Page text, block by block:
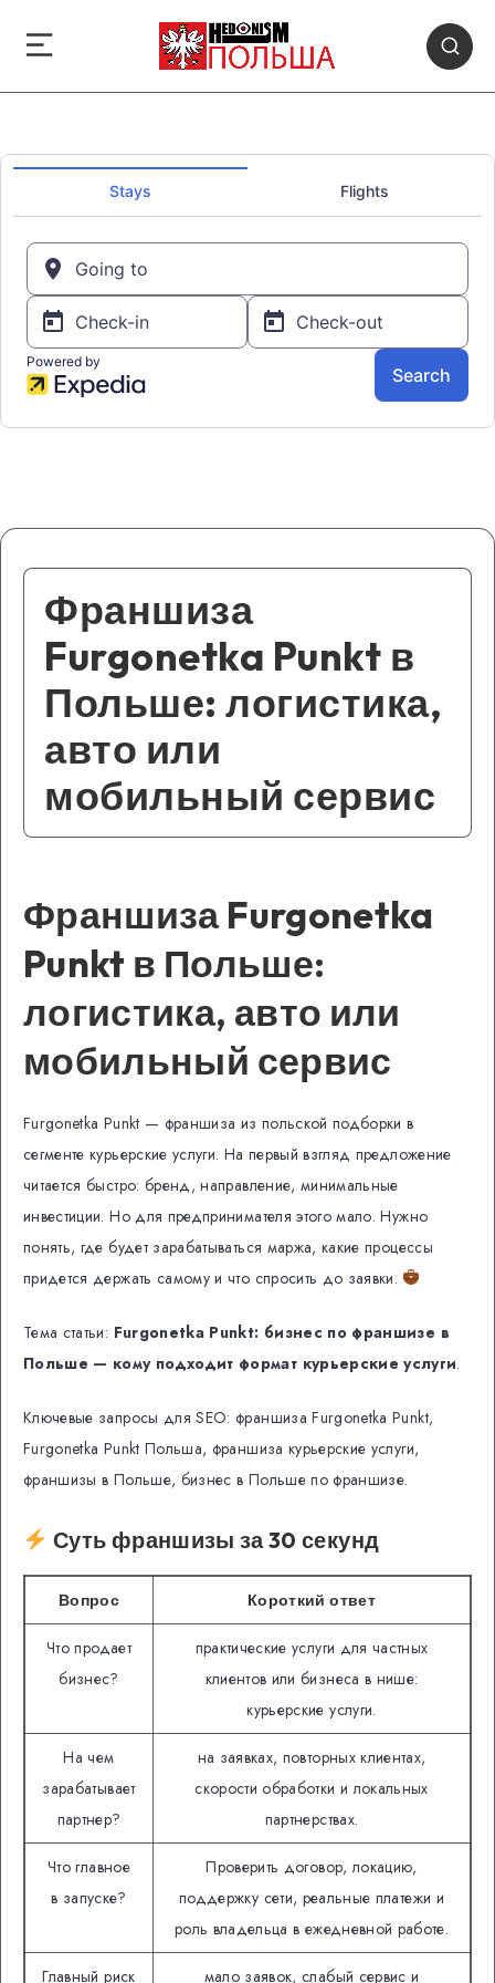
Франшиза
Furgonetka Punkt в
Польше: логистика,
авто или
мобильный сервис
Франшиза Furgonetka
Punkt в Польше:
логистика, авто или
мобильный сервис
Furgonetka Punkt — франшиза из польской подборки в
сегменте курьерские услуги. На первый взгляд предложение
читается быстро: бренд, направление, минимальные
инвестиции. Но для предпринимателя этого мало. Нужно
понять, где будет зарабатываться маржа, какие процессы
придется держать самому и что спросить до заявки.
Тема статьи: Furgonetka Punkt: бизнес по франшизе в
Польше — кому подходит формат курьерские услуги.
Ключевые запросы для SEO: франшиза Furgonetka Punkt,
Furgonetka Punkt Польша, франшиза курьерские услуги,
франшизы в Польше, бизнес в Польше по франшизе.
Суть франшизы за 30 секунд
Вопрос Короткий ответ
Что продает
бизнес?
практические услуги для частных
клиентов или бизнеса в нише:
курьерские услуги.
На чем
зарабатывает
партнер?
на заявках, повторных клиентах,
скорости обработки и локальных
партнерствах.
Что главное
в запуске?
Проверить договор, локацию,
поддержку сети, реальные платежи и
роль владельца в ежедневной работе.
Главный риск мало заявок, слабый сервис и